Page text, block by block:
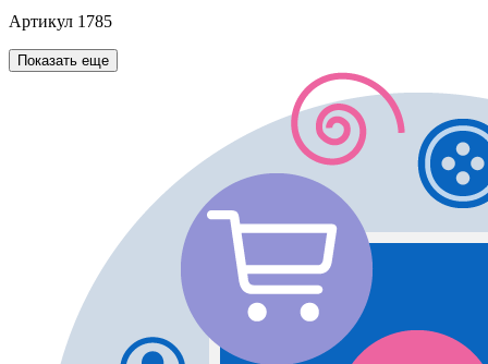
Артикул 1785
Показать еще